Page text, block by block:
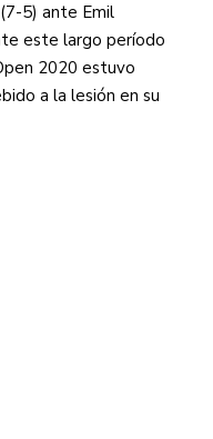
5) ante Emil
este largo período
2020 estuvo
a la lesión en su